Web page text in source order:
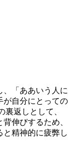
「 ああい う 人 に
が自分に と っての
裏返 し と して
背伸びするため
と精神的に疲弊し